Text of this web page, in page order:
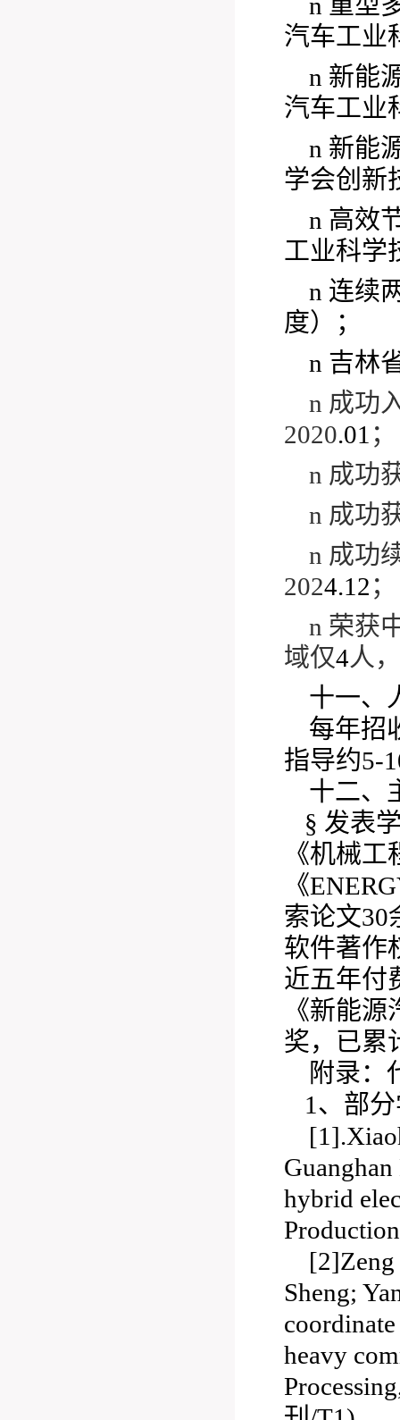
汽车工业
n 新能
汽车工业
n 新能
学会创新
n 高效
工业科学
n 连续
度）；
n 吉林
n 成功
2020.01 ；
n 成功
n 成功
n 成功
2024.12 ；
n 荣获
域仅4人
十一、
每年招
指导约5-
十二、
§ 发表
《机械
《
索论文30
软件著作
近五年付
《新能
奖，已累
附录：
1、部
hybrid
Sheng;
heavy